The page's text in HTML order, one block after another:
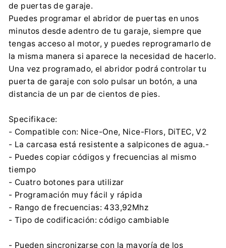
Centrumelektroniki.EU Sp. z o.o.
Korfantego 7, 42-600 Tarnowskie Góry
contact@centrumelektroniki.pl
+48 32 284 72 22
de puertas de garaje.
Puedes programar el abridor de puertas en unos
minutos desde adentro de tu garaje, siempre que
tengas acceso al motor, y puedes reprogramarlo de
la misma manera si aparece la necesidad de hacerlo.
Una vez programado, el abridor podrá controlar tu
puerta de garaje con solo pulsar un botón, a una
distancia de un par de cientos de pies.
Specifikace:
- Compatible con: Nice-One, Nice-Flors, DiTEC, V2
- La carcasa está resistente a salpicones de agua.-
- Puedes copiar códigos y frecuencias al mismo
tiempo
- Cuatro botones para utilizar
- Programación muy fácil y rápida
- Rango de frecuencias: 433,92Mhz
- Tipo de codificación: código cambiable
- Pueden sincronizarse con la mayoría de los